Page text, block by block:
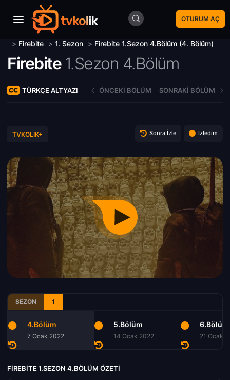
OTURUM AÇ
> Firebite > 1. Sezon > Firebite 1.Sezon 4.Bölüm (4. Bölüm)
Firebite 1.Sezon 4.Bölüm
TÜRKÇE ALTYAZI ÖNCEKI BÖLÜM SONRAKI BÖLÜM
TVKOLIK+ Sonra İzle İzledim
SEZON 1
4.Bölüm
7 Ocak 2022
5.Bölüm
14 Ocak 2022
6.Bölüm
21 Ocak
FIREBITE 1.SEZON 4.BÖLÜM ÖZETI